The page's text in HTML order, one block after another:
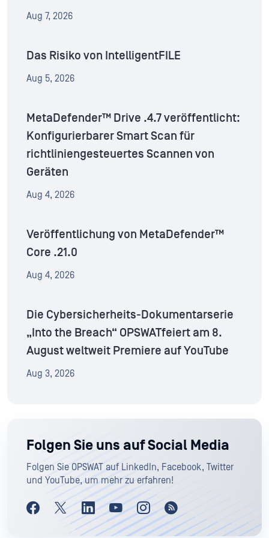
Aug 7, 2026
Das Risiko von IntelligentFILE
Aug 5, 2026
MetaDefender™ Drive .4.7 veröffentlicht:
Konfigurierbarer Smart Scan für
richtliniengesteuertes Scannen von
Geräten
Aug 4, 2026
Veröffentlichung von MetaDefender™
Core .21.0
Aug 4, 2026
Die Cybersicherheits-Dokumentarserie
„Into the Breach“ OPSWATfeiert am 8.
August weltweit Premiere auf YouTube
Aug 3, 2026
Folgen Sie uns auf Social Media
Folgen Sie OPSWAT auf LinkedIn, Facebook, Twitter
und YouTube, um mehr zu erfahren!